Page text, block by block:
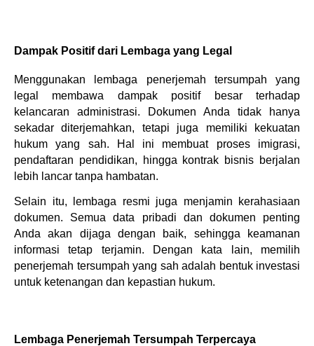
Dampak Positif dari Lembaga yang Legal
Menggunakan lembaga penerjemah tersumpah yang
legal membawa dampak positif besar terhadap
kelancaran administrasi. Dokumen Anda tidak hanya
sekadar diterjemahkan, tetapi juga memiliki kekuatan
hukum yang sah. Hal ini membuat proses imigrasi,
pendaftaran pendidikan, hingga kontrak bisnis berjalan
lebih lancar tanpa hambatan.
Selain itu, lembaga resmi juga menjamin kerahasiaan
dokumen. Semua data pribadi dan dokumen penting
Anda akan dijaga dengan baik, sehingga keamanan
informasi tetap terjamin. Dengan kata lain, memilih
penerjemah tersumpah yang sah adalah bentuk investasi
untuk ketenangan dan kepastian hukum.
Lembaga Penerjemah Tersumpah Terpercaya